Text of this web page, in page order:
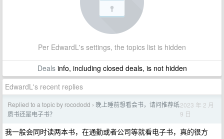
Per EdwardL's settings, the topics list is hidden
Dealsinfo, including closed deals, is not hidden
EdwardL's recent replies
Replied to a topic by rocododd › 晚上睡前想看会书，请问推荐纸
质书还是电子书？
2023 年 2 月
9 日
我一般会同时读两本书，在通勤或者公司等就看电子书，真的很方